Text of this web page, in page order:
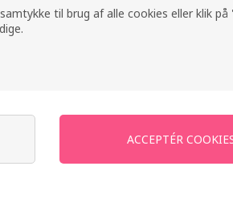
til brug af alle cookies eller klik
Mærker» Max Factor mascara